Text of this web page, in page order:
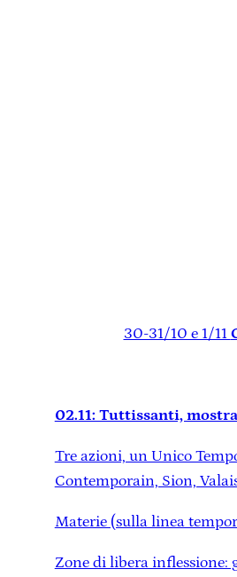
30-31/10 e 1/11
02.11: Tuttissanti,
Tre azioni, un Unico
Contemporain, Sion,
Materie (sulla linea
Zone di libera inflessione: